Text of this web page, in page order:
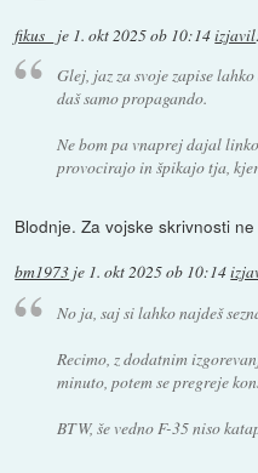
fikus_ je 1. okt 2025 ob 10:14izjavil
Glej, jaz za svoje zapise
daš samo propagando.
Ne bom pa vnaprej dajal
provocirajo in špikajo tja,
Blodnje. Za vojske skrivnosti
bm1973 je 1. okt 2025 ob 10:14
No ja, saj si lahko najdeš
Recimo, z dodatnim
minuto, potem se pregreje
BTW, še vedno F-35 niso